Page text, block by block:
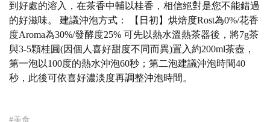
到好處的溶入，在茶香中輔以桂香，相信絕對是您不能錯過
的好滋味。 建議沖泡方式： 【日初】烘焙度Rost為0%/花香
度Aroma為30%/發酵度25% 可先以熱水溫熱茶器後，將7g茶
與3-5顆桂圓(因個人喜好甜度不同而異)置入約200ml茶壺，
第一泡以100度的熱水沖泡60秒；第二泡建議沖泡時間40
秒，此後可依喜好濃淡度再調整沖泡時間。
#美食